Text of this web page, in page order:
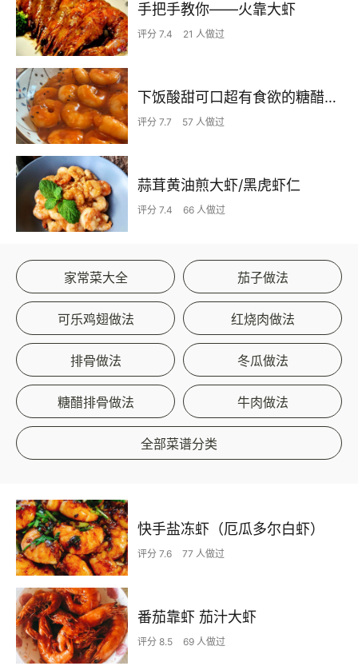
手把手教你——火靠大虾
评分 7.4 21 人做过
下饭酸甜可口超有食欲的糖醋虾仁
评分 7.7 57 人做过
蒜茸黄油煎大虾/黑虎虾仁
评分 7.4 66 人做过
家常菜大全 茄子做法
可乐鸡翅做法 红烧肉做法
排骨做法 冬瓜做法
糖醋排骨做法 牛肉做法
全部菜谱分类
快手盐冻虾（厄瓜多尔白虾）
评分 7.6 77 人做过
番茄靠虾 茄汁大虾
评分 8.5 69 人做过